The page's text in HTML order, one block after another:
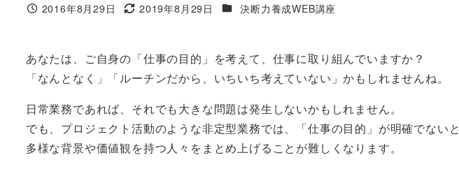
2016年8月29日 2019年8月29日 決断力養成WEB講座
あなたは、ご自身の「仕事の目的」を考えて、仕事に取り組んでいますか？
「なんとなく」「ルーチンだから、いちいち考えていない」かもしれませんね。
日常業務であれば、それでも大きな問題は発生しないかもしれません。
でも、プロジェクト活動のような非定型業務では、「仕事の目的」が明確でないと
多様な背景や価値観を持つ人々をまとめ上げることが難しくなります。